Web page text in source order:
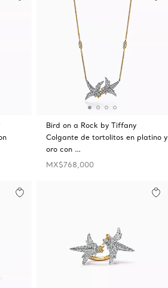
Bird on a Rock by Tiffany
Colgante de tortolitos en platino y
oro con …
MX$768,000